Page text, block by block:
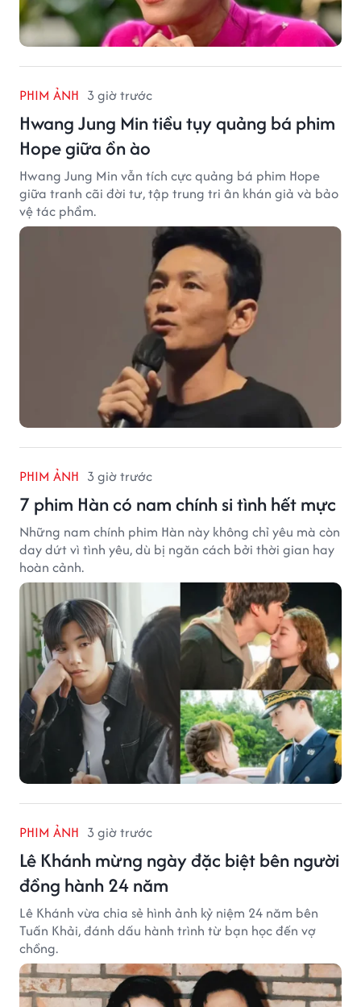
PHIM ẢNH 3 giờ trước
Hwang Jung Min tiều tụy quảng bá phim
Hope giữa ồn ào
Hwang Jung Min vẫn tích cực quảng bá phim Hope
giữa tranh cãi đời tư, tập trung tri ân khán giả và bảo
vệ tác phẩm.
PHIM ẢNH 3 giờ trước
7 phim Hàn có nam chính si tình hết mực
Những nam chính phim Hàn này không chỉ yêu mà còn
day dứt vì tình yêu, dù bị ngăn cách bởi thời gian hay
hoàn cảnh.
PHIM ẢNH 3 giờ trước
Lê Khánh mừng ngày đặc biệt bên người
đồng hành 24 năm
Lê Khánh vừa chia sẻ hình ảnh kỷ niệm 24 năm bên
Tuấn Khải, đánh dấu hành trình từ bạn học đến vợ
chồng.